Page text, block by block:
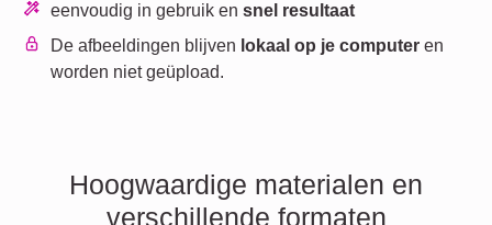
eenvoudig in gebruik ensnel resultaat
De afbeeldingen blijven lokaal op je computer en
worden niet geüpload.
Hoogwaardige materialen en
verschillende formaten